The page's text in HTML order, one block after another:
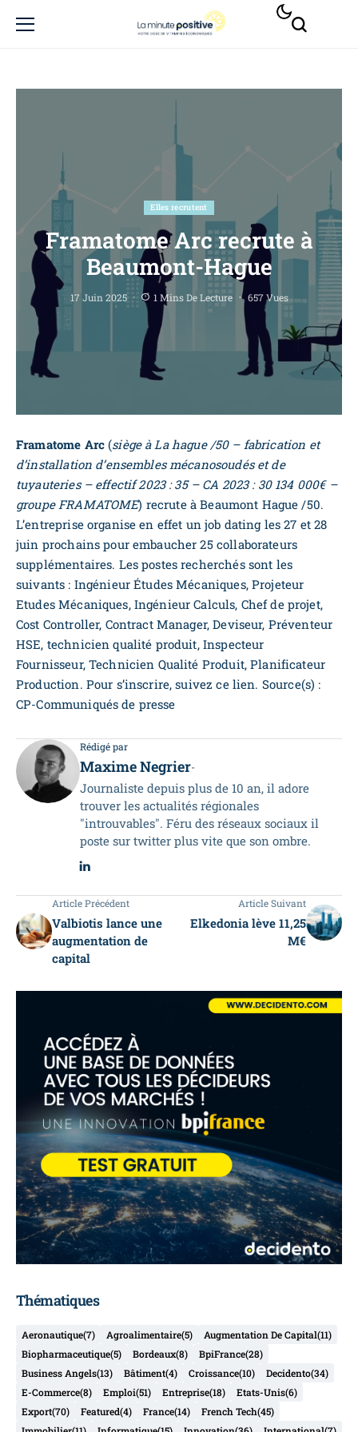
Elles recrutent
Framatome Arc recrute à
Beaumont-Hague
17 Juin 2025 1 Mins De Lecture 657 Vues
Framatome Arc(siège à La hague /50 – fabrication et
d’installation d’ensembles mécanosoudés et de
tuyauteries – effectif 2023 : 35 – CA 2023 : 30 134 000€ –
groupe FRAMATOME) recrute à Beaumont Hague /50.
L’entreprise organise en effet un job dating les 27 et 28
juin prochains pour embaucher 25 collaborateurs
supplémentaires. Les postes recherchés sont les
suivants : Ingénieur Études Mécaniques, Projeteur
Etudes Mécaniques, Ingénieur Calculs, Chef de projet,
Cost Controller, Contract Manager, Deviseur, Préventeur
HSE, technicien qualité produit, Inspecteur
Fournisseur, Technicien Qualité Produit, Planificateur
Production. Pour s’inscrire, suivezce lien. Source(s) :
CP-Communiqués de presse
Rédigé par
Maxime Negrier-
Journaliste depuis plus de 10 an, il adore
trouver les actualités régionales
"introuvables". Féru des réseaux sociaux il
poste sur twitter plus vite que son ombre.
Article Précédent
Valbiotis lance une
augmentation de
capital
Article Suivant
Elkedonia lève 11,25
M€
Thématiques
Aeronautique(7) Agroalimentaire(5) Augmentation De Capital(11)
Biopharmaceutique(5) Bordeaux(8) BpiFrance(28)
Business Angels(13) Bâtiment(4) Croissance(10) Decidento(34)
E-Commerce(8) Emploi(51) Entreprise(18) Etats-Unis(6)
Export(70) Featured(4) France(14) French Tech(45)